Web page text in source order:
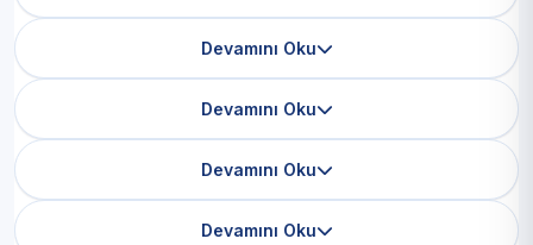
Devamını Oku
Devamını Oku
Devamını Oku
Devamını Oku